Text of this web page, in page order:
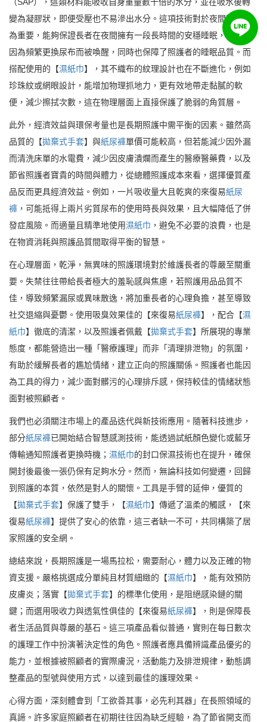
（SAP），這類材料能吸收自身重量數十倍的水分，並在吸水後轉
變為凝膠狀，即便受壓也不易滲出水分。這項技術對於夜間照護尤
為重要，能夠保證長者在夜間擁有一段長時間的安穩睡眠，而不必
因為頻繁更換尿布而被喚醒，同時也保障了照護者的睡眠品質。而
搭配使用的【濕紙巾】，其不織布的紋理設計也在不斷進化，例如
珍珠紋或網眼設計，能增加物理抓地力，更有效地帶走黏膩的軟
便，減少擦拭次數，這在物理層面上直接保護了脆弱的角質層。
此外，經濟效益與環保考量也是長期照護中需平衡的因素。雖然高
品質的【拋棄式手套】與紙尿褲單價可能較高，但若能減少因外漏
而清洗床單的水電費，減少因皮膚潰爛而產生的醫療醫藥費，以及
節省照護者寶貴的時間與體力，從總體照護成本來看，選擇優質產
品反而更具經濟效益。例如，一片吸收量大且乾爽的來復易紙尿
褲 ，可能抵得上兩片劣質尿布的使用時長與效果，且大幅降低了併
發症風險。而適量且精準地使用濕紙巾 ，避免不必要的浪費，也是
在物資消耗與照護品質間取得平衡的智慧。
在心理層面，乾淨，無異味的照護環境對於維護長者的尊嚴至關重
要。失禁往往帶給長者極大的羞恥感與焦慮，若照護用品品質不
佳，導致頻繁漏尿或異味散逸，將加重長者的心理負擔，甚至導致
社交退縮與憂鬱。使用吸臭效果佳的【來復易紙尿褲】，配合【濕
紙巾】徹底的清潔，以及照護者佩戴【拋棄式手套】所展現的專業
態度，都能營造出一種「醫療護理」而非「清理排泄物」的氛圍，
有助於緩解長者的尷尬情緒，建立正向的照護關係。照護者也能因
為工具的得力，減少面對髒污的心理排斥感，保持較佳的情緒狀態
面對被照顧者。
我們也必須關注市場上的產品迭代與新技術應用。隨著科技進步，
部分紙尿褲已開始結合智慧感測技術，能透過試紙顏色變化或藍牙
傳輸通知照護者更換時機； 濕紙巾的封口保濕技術也在提升，確保
開封後最後一張仍保有足夠水分。然而，無論科技如何變遷，回歸
到照護的本質，依然是對人的關懷。工具是手臂的延伸，優質的
【拋棄式手套】保護了雙手，【濕紙巾】傳遞了溫柔的觸感，【來
復易紙尿褲】提供了安心的依靠，這三者缺一不可，共同構築了居
家照護的安全網。
總結來說，長期照護是一場馬拉松，需要耐心，體力以及正確的物
資支援。嚴格挑選成分單純且材質細緻的【濕紙巾】，能有效預防
皮膚炎；落實【拋棄式手套】的標準化使用，是阻絕感染鏈的關
鍵；而選用吸收力與透氣性俱佳的【來復易紙尿褲】，則是保障長
者生活品質與尊嚴的基石。這三項產品看似普通，實則在每日數次
的護理工作中扮演著決定性的角色。照護者應具備辨識產品優劣的
能力，並根據被照顧者的實際膚況，活動能力及排泄規律，動態調
整產品的型號與使用方式，以達到最佳的護理效果。
心得方面，深刻體會到「工欲善其事，必先利其器」在長照領域的
真諦。許多家庭照顧者在初期往往因為缺乏經驗，為了節省開支而